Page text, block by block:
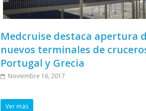
Medcruise destaca apertura
nuevos terminales de
Portugal y Grecia
Noviembre 16, 2017
Ver más